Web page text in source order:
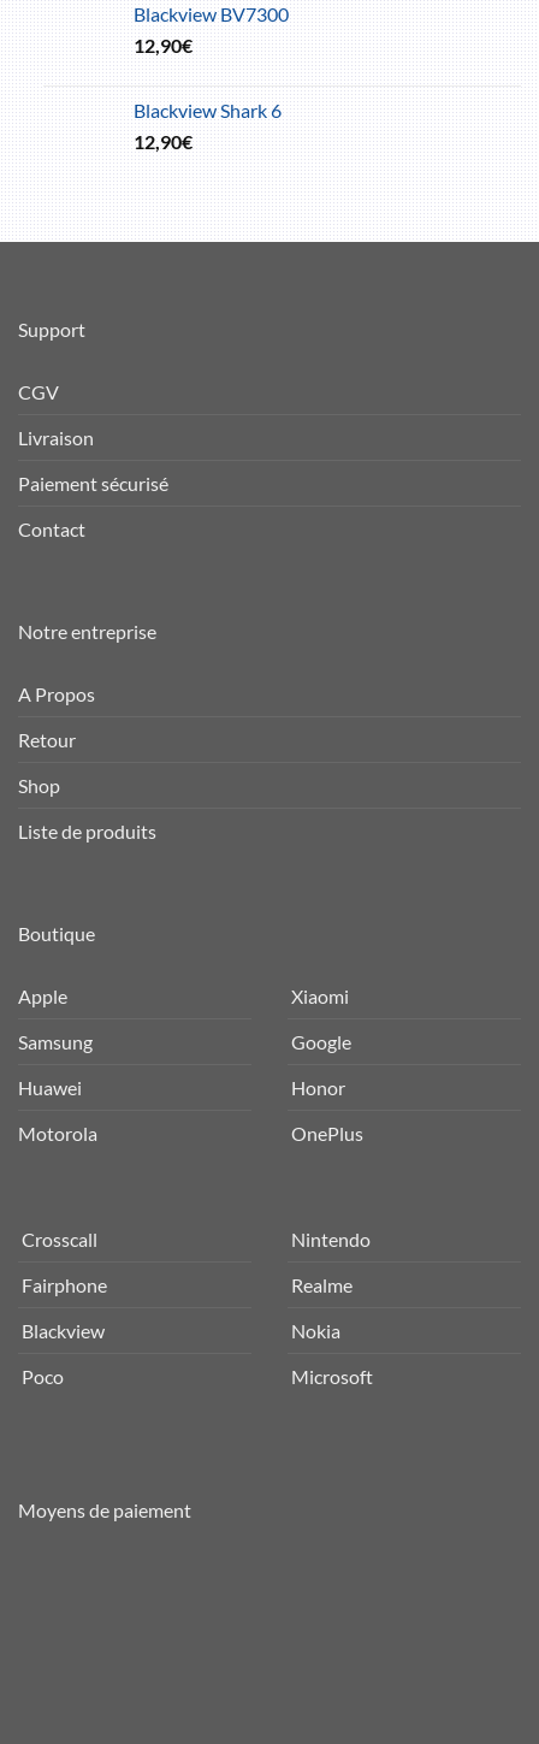
Blackview BV7300
12,90€
Blackview Shark 6
12,90€
Support
CGV
Livraison
Paiement sécurisé
Contact
Notre entreprise
A Propos
Retour
Shop
Liste de produits
Boutique
Apple
Samsung
Huawei
Motorola
Xiaomi
Google
Honor
OnePlus
Crosscall
Fairphone
Blackview
Poco
Nintendo
Realme
Nokia
Microsoft
Moyens de paiement